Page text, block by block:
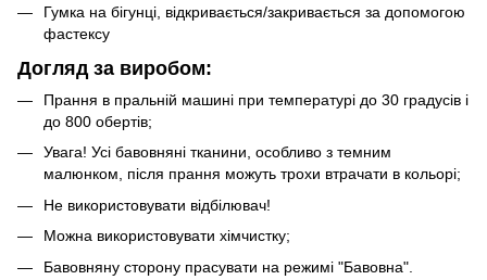
Гумка на бігунці, відкривається/закривається за допомогою
фастексу
Догляд за виробом:
Прання в пральній машині при температурі до 30 градусів і
до 800 обертів;
Увага! Усі бавовняні тканини, особливо з темним
малюнком, після прання можуть трохи втрачати в кольорі;
Не використовувати відбілювач!
Можна використовувати хімчистку;
Бавовняну сторону прасувати на режимі "Бавовна".